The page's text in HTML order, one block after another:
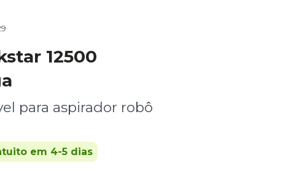
12500
para aspirador robô
em 4-5 dias